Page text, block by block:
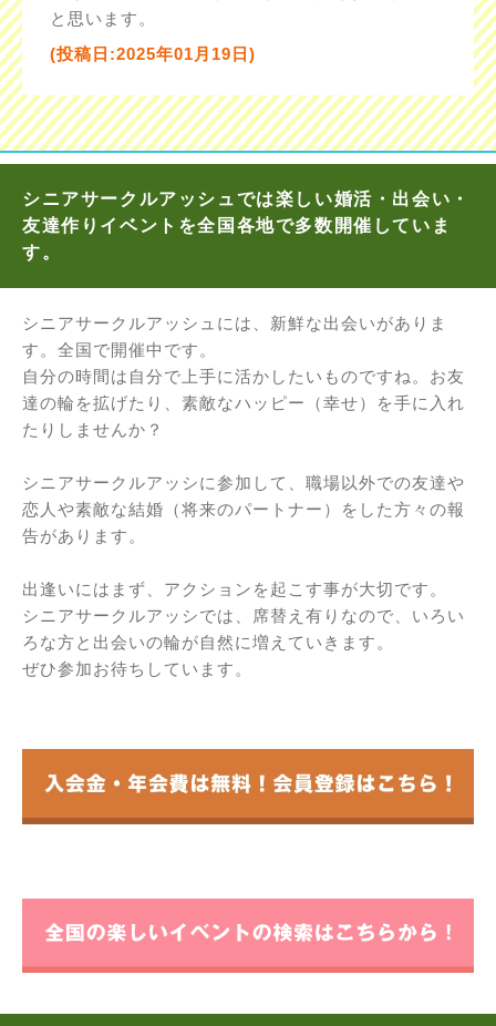
と思います。
(投稿日:2025年01月19日)
シニアサークルアッシュでは楽しい婚活・出会い・
友達作りイベントを全国各地で多数開催していま
す。
シニアサークルアッシュには、新鮮な出会いがありま
す。全国で開催中です。
自分の時間は自分で上手に活かしたいものですね。お友
達の輪を拡げたり、素敵なハッピー（幸せ）を手に入れ
たりしませんか？
シニアサークルアッシに参加して、職場以外での友達や
恋人や素敵な結婚（将来のパートナー）をした方々の報
告があります。
出逢いにはまず、アクションを起こす事が大切です。
シニアサークルアッシでは、席替え有りなので、いろい
ろな方と出会いの輪が自然に増えていきます。
ぜひ参加お待ちしています。